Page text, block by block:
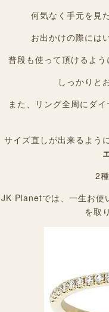
何気なく手元を見
お出かけの際には
普段も使って頂けるよ
しっかりと
また、リング全周にダ
サイズ直しが出来るよう
2
JK Planetでは、一生お使
を取